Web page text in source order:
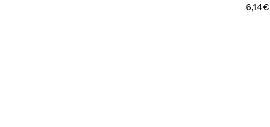
6,14€
6,14€